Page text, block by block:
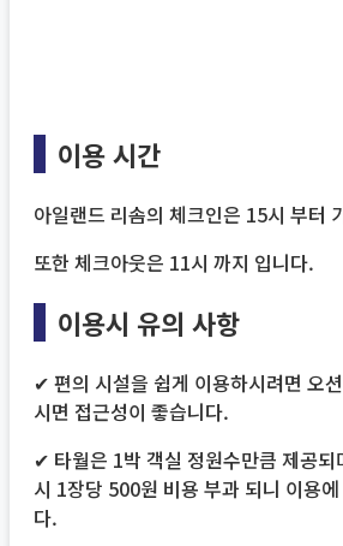
이용 시간
아일랜드 리솜의 체크인은 15시 부터
또한 체크아웃은 11시 까지 입니다.
이용시 유의 사항
✔ 편의 시설을 쉽게 이용하시려면 오
시면 접근성이 좋습니다.
✔ 타월은 1박 객실 정원수만큼 제공
시 1장당 500원 비용 부과 되니 이용
다.